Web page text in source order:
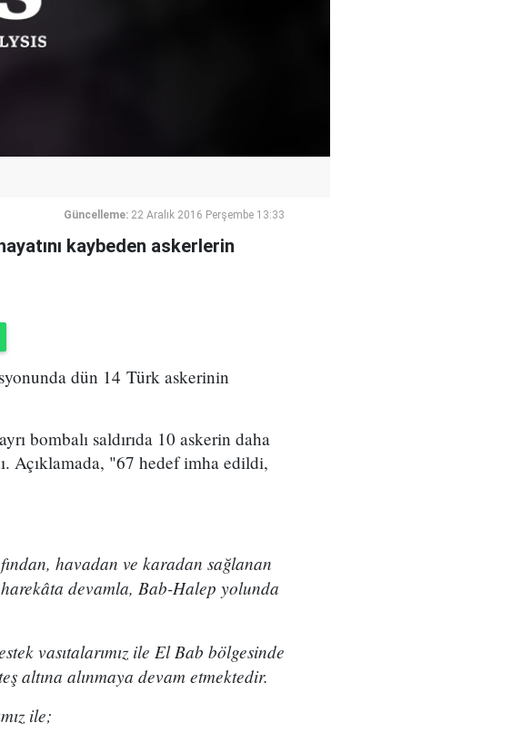
Güncelleme: 22 Aralık 2016 Perşembe 13:33
kaybeden askerlerin
dün 14 Türk askerinin
bombalı saldırıda 10 askerin daha
Açıklamada, "67 hedef imha edildi,
havadan ve karadan sağlanan
devamla, Bab-Halep yolunda
vasıtalarımız ile El Bab bölgesinde
altına alınmaya devam etmektedir.
ile;